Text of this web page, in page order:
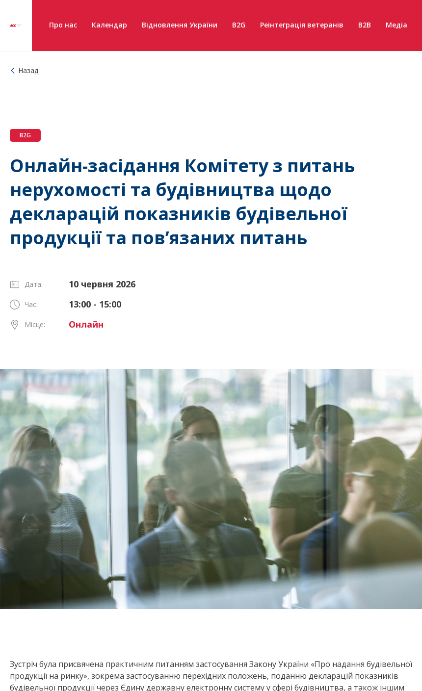
Про нас Календар Відновлення України B2G Реінтеграція ветеранів B2B Медіа
Назад
B2G
Онлайн-засідання Комітету з питань
нерухомості та будівництва щодо
декларацій показників будівельної
продукції та пов’язаних питань
Дата: 10 червня 2026
Час: 13:00 - 15:00
Місце: Онлайн
Зустріч була присвячена практичним питанням застосування Закону України «Про надання будівельної
продукції на ринку», зокрема застосуванню перехідних положень, поданню декларацій показників
будівельної продукції через Єдину державну електронну систему у сфері будівництва, а також іншим